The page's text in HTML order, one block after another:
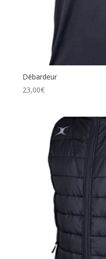
Débardeur
23,00€